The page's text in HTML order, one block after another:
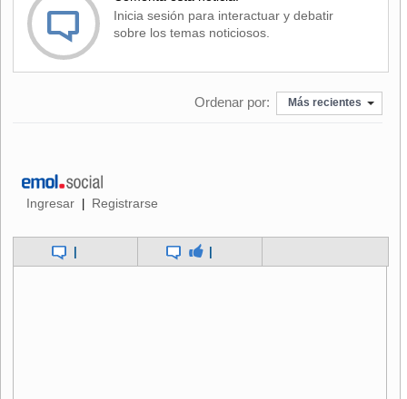
Inicia sesión para interactuar y debatir
sobre los temas noticiosos.
Ordenar por: Más recientes
Ingresar | Registrarse
| |